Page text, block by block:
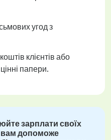
угод з
клієнтів або
папери.
зарплати своїх
вам допоможе